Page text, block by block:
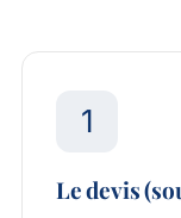
1
Le devis